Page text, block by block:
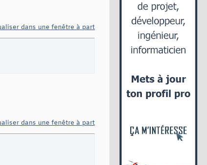
dans une fenêtre à part
dans une fenêtre à part